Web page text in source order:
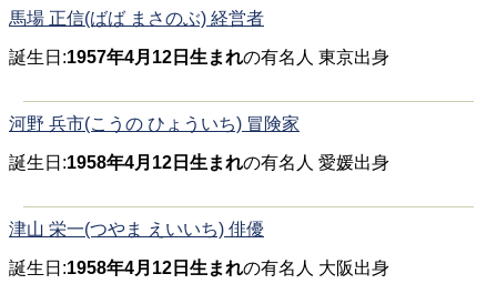
馬場 正信(ばば まさのぶ) 経営者
誕生日:1957年4月12日生まれの有名人 東京出身
河野 兵市(こうの ひょういち) 冒険家
誕生日:1958年4月12日生まれの有名人 愛媛出身
津山 栄一(つやま えいいち) 俳優
誕生日:1958年4月12日生まれの有名人 大阪出身